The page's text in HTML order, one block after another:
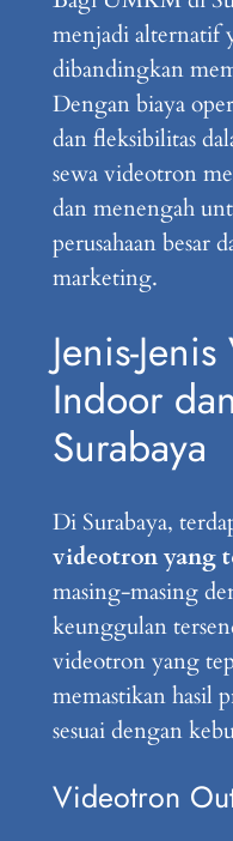
menjadi alternatif
dibandingkan
Dengan biaya
dan fleksibilitas
sewa videotron
dan menengah
perusahaan besar
marketing.
Jenis-
Indoor
Surabaya
Di Surabaya,
videotron yang
masing-masing
keunggulan
videotron yang
memastikan hasil
sesuai dengan
Videotron